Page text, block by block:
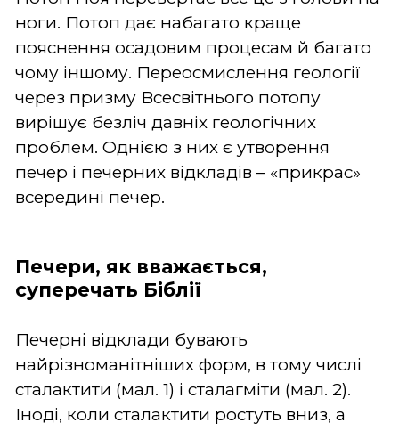
ноги. Потоп дає набагато краще
пояснення осадовим процесам й багато
чому іншому. Переосмислення геології
через призму Всесвітнього потопу
вирішує безліч давніх геологічних
проблем. Однією з них є утворення
печер і печерних відкладів – «прикрас»
всередині печер.
Печери, як вважається,
суперечать Біблії
Печерні відклади бувають
найрізноманітніших форм, в тому числі
сталактити (мал. 1) і сталагміти (мал. 2).
Іноді, коли сталактити ростуть вниз, а